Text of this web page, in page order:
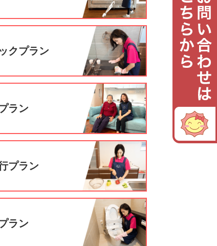
クプラン
ラン
プラン
ラン